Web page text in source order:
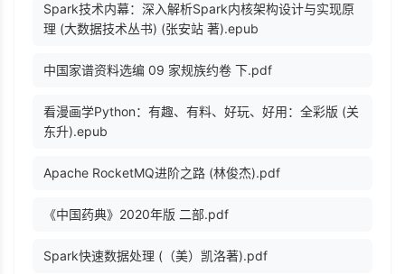
Spark技术内幕：深入解析Spark内核架构设计与实现原
理 (大数据技术丛书) (张安站 著).epub
中国家谱资料选编 09 家规族约卷 下.pdf
看漫画学Python：有趣、有料、好玩、好用：全彩版 (关
东升).epub
Apache RocketMQ进阶之路 (林俊杰).pdf
《中国药典》2020年版 二部.pdf
Spark快速数据处理 (（美）凯洛著).pdf